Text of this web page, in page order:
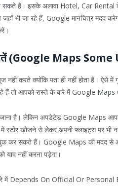
हैं। इसके अलावा Hotel, Car Rental
भी जा रहे हैं, Google मानचित्र मदद
(Google Maps
करते क्योंकि पता ही नहीं होता है। ऐसे
हैं तो आपको रास्ते के बारे में Google
जाना है। लेकिन अपडेटेड Google Maps
में स्टोर खोजने से लेकर अपनी फ्लाइट्स पर
कर सकते हैं। Google Maps की मदद से
नहीं करना पड़ेगा।
में Depends On Official Or Personal